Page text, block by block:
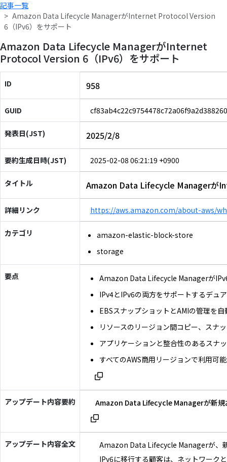
記事一覧
Amazon Data Lifecycle ManagerがInternet Protocol Version
6（IPv6）をサポート
Amazon Data Lifecycle ManagerがInternet
Protocol Version 6（IPv6）をサポート
ID 958
GUID
発表日(JST) 2025/2/8
要約生成日時(JST) 2025-02-08 06:21:19 +0900
タイトル Amazon Data Lifecycle Managerが
詳細リンク https://aws.amazon.com/about-aws/
カテゴリ
amazon-elastic-block-store
storage
要点
Amazon Data Lifecycle Managerが
IPv4とIPv6の両方をサポートするデュ
EBSスナップショットとAMIの管理を
リソースのリージョン間コピー、スナ
アプリケーションと整合性のあるスナ
すべてのAWS商用リージョンで利用可能
アップデート内容要約 Amazon Data Lifecycle Managerが新規
アップデート内容全文
Amazon Data Lifecycle Managerが、
IPv6に移行する顧客は、ネットワーク